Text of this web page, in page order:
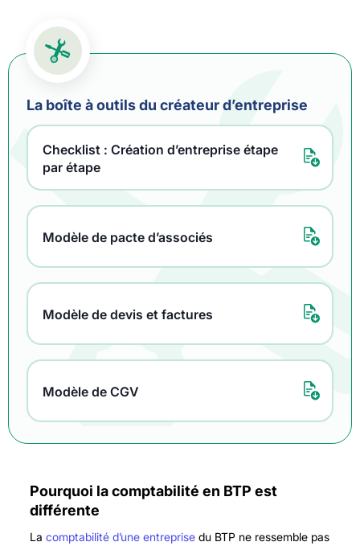
La boîte à outils du créateur d’entreprise
Checklist : Création d’entreprise étape
par étape
Modèle de pacte d’associés
Modèle de devis et factures
Modèle de CGV
Pourquoi la comptabilité en BTP est
différente
La comptabilité d’une entreprisedu BTP ne ressemble pas